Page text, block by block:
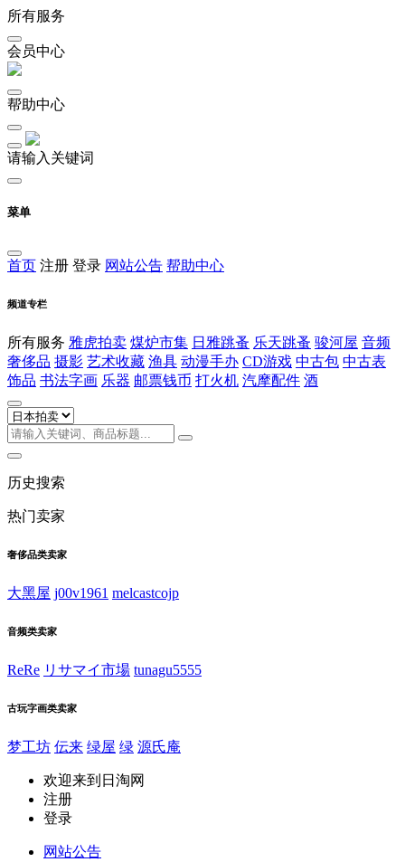
所有服务
会员中心
帮助中心
请输入关键词
菜单
首页 注册 登录 网站公告 帮助中心
频道专栏
所有服务 雅虎拍卖 煤炉市集 日雅跳蚤 乐天跳蚤 骏河屋 音频
奢侈品 摄影 艺术收藏 渔具 动漫手办 CD游戏 中古包 中古表
饰品 书法字画 乐器 邮票钱币 打火机 汽摩配件 酒
历史搜索
热门卖家
奢侈品类卖家
大黑屋 j00v1961 melcastcojp
音频类卖家
ReRe リサマイ市場 tunagu5555
古玩字画类卖家
梦工坊 伝来 绿屋 绿 源氏庵
欢迎来到日淘网
注册
登录
网站公告